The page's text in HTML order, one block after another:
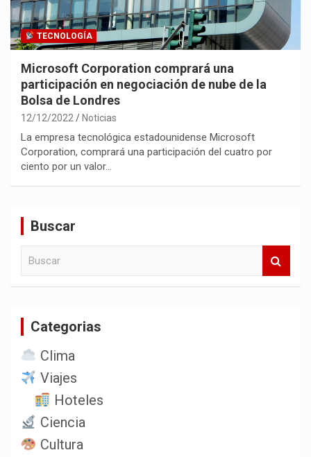
TECNOLOGÍA
Microsoft Corporation comprará una
participación en negociación de nube de la
Bolsa de Londres
12/12/2022 Noticias
La empresa tecnológica estadounidense Microsoft
Corporation, comprará una participación del cuatro por
ciento por un valor…
Buscar
Categorias
Clima
Viajes
Hoteles
Ciencia
Cultura